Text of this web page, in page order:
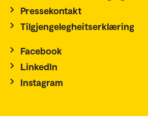
Pressekontakt
Tilgjengelegheitserklæring
Facebook
LinkedIn
Instagram